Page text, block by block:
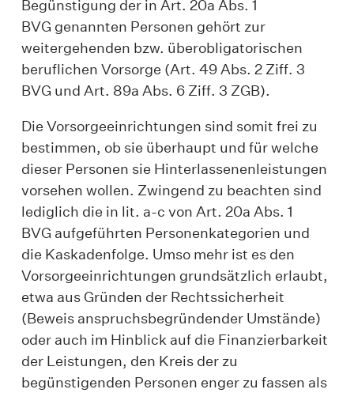
Begünstigung der in Art. 20a Abs. 1
BVG genannten Personen gehört zur
weitergehenden bzw. überobligatorischen
beruflichen Vorsorge (Art. 49 Abs. 2 Ziff. 3
BVG und Art. 89a Abs. 6 Ziff. 3 ZGB).
Die Vorsorgeeinrichtungen sind somit frei zu
bestimmen, ob sie überhaupt und für welche
dieser Personen sie Hinterlassenenleistungen
vorsehen wollen. Zwingend zu beachten sind
lediglich die in lit. a-c von Art. 20a Abs. 1
BVG aufgeführten Personenkategorien und
die Kaskadenfolge. Umso mehr ist es den
Vorsorgeeinrichtungen grundsätzlich erlaubt,
etwa aus Gründen der Rechtssicherheit
(Beweis anspruchsbegründender Umstände)
oder auch im Hinblick auf die Finanzierbarkeit
der Leistungen, den Kreis der zu
begünstigenden Personen enger zu fassen als